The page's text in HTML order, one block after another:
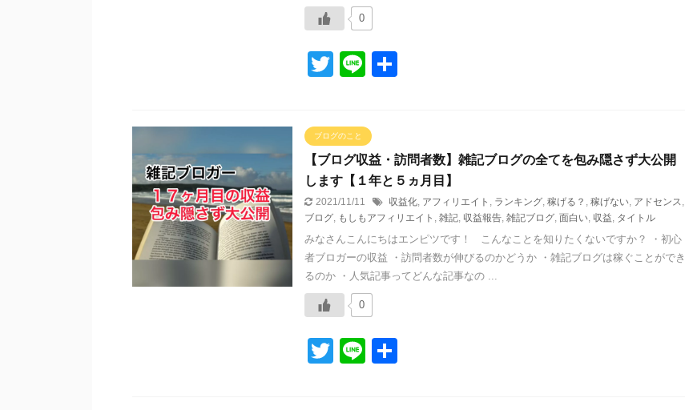
0
T
er
Li
ブログのこと
【ブログ収益・訪問者数】雑記ブログの全てを包み隠さず大公開
します【１年と５ヵ月目】
2021/11/11 収益化, アフィリエイト , ランキング, 稼げる？ , 稼げない, アドセンス,
ブログ, もしもアフィリエイト , 雑記, 収益報告, 雑記ブログ, 面白い, 収益, タイトル
みなさんこんにちはエンピツです！ こんなことを知りたくないですか？ ・初心
者ブロガーの収益 ・訪問者数が伸びるのかどうか ・雑記ブログは稼ぐことができ
るのか ・人気記事ってどんな記事なの ...
0
T
Li